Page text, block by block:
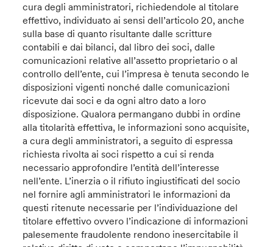
cura degli amministratori, richiedendole al titolare
effettivo, individuato ai sensi dell’articolo 20, anche
sulla base di quanto risultante dalle scritture
contabili e dai bilanci, dal libro dei soci, dalle
comunicazioni relative all’assetto proprietario o al
controllo dell’ente, cui l’impresa è tenuta secondo le
disposizioni vigenti nonché dalle comunicazioni
ricevute dai soci e da ogni altro dato a loro
disposizione. Qualora permangano dubbi in ordine
alla titolarità effettiva, le informazioni sono acquisite,
a cura degli amministratori, a seguito di espressa
richiesta rivolta ai soci rispetto a cui si renda
necessario approfondire l’entità dell’interesse
nell’ente. L’inerzia o il rifiuto ingiustificati del socio
nel fornire agli amministratori le informazioni da
questi ritenute necessarie per l’individuazione del
titolare effettivo ovvero l’indicazione di informazioni
palesemente fraudolente rendono inesercitabile il